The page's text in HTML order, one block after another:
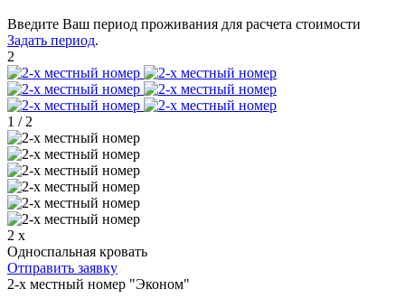
Введите Ваш период проживания для расчета стоимости
Задать период.
2
1 / 2
2 x
Односпальная кровать
Отправить заявку
2-х местный номер "Эконом"